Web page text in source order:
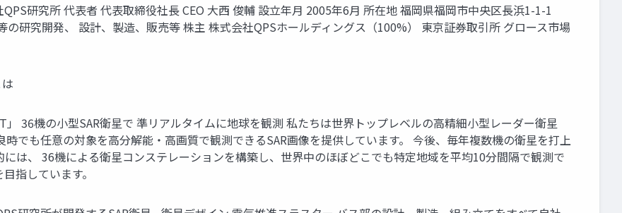
研究所 代表者 代表取締役社長 CEO 大西 俊輔 設立年月 2005年6月 所在地 福岡県福岡市中央区長浜1-1-1
研究開発、 設計、製造、販売等 株主 株式会社QPSホールディングス（100%） 東京証券取引所 グロース市場
」 36機の小型SAR衛星で 準リアルタイムに地球を観測 私たちは世界トップレベルの高精細小型レーダー衛星
時でも任意の対象を高分解能・高画質で観測できるSAR画像を提供しています。 今後、毎年複数機の衛星を打上
は、 36機による衛星コンステレーションを構築し、世界中のほぼどこでも特定地域を平均10分間隔で観測で
指しています。